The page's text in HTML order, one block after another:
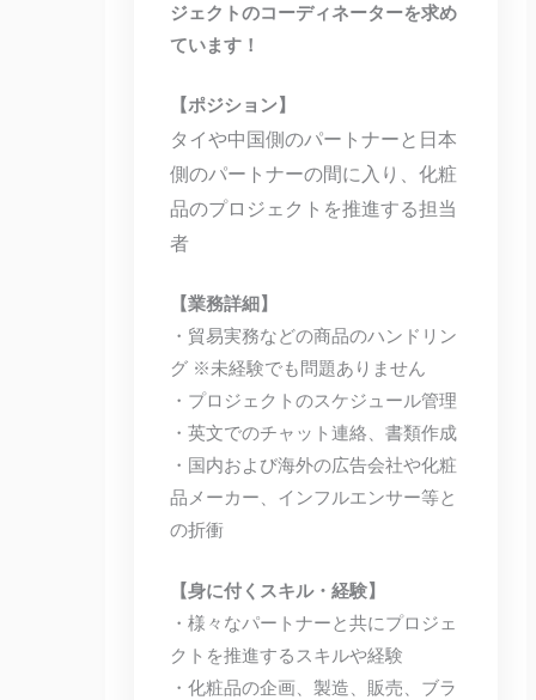
ジェクトのコーディネーターを求め
ています！
【ポジション】
タイや中国側のパートナーと日本
側のパートナーの間に入り、化粧
品のプロジェクトを推進する担当
者
【業務詳細】
・貿易実務などの商品のハンドリン
グ ※未経験でも問題ありません
・プロジェクトのスケジュール管理
・英文でのチャット連絡、書類作成
・国内および海外の広告会社や化粧
品メーカー、インフルエンサー等と
の折衝
【身に付くスキル・経験】
・様々なパートナーと共にプロジェ
クトを推進するスキルや経験
・化粧品の企画、製造、販売、ブラ